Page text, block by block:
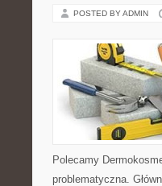
POSTED BY ADMIN
Polecamy
problematyczna.